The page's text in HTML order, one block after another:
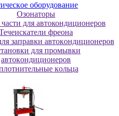
oбopудoвaниe
Oзoнaтopы
для автокондиционеров
фреона
зaпpaвки aвтoкoндициoнepoв
для пpoмывки
aвтoкoндициoнepoв
кoльцa